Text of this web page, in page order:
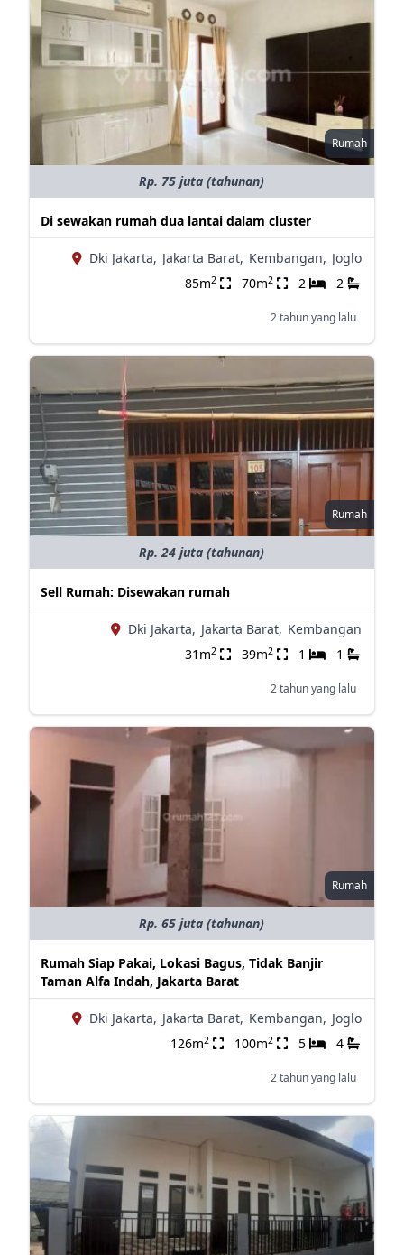
Rumah
Rp. 75 juta (tahunan)
Di sewakan rumah dua lantai dalam cluster
Dki Jakarta, Jakarta Barat, Kembangan, Joglo
85m2 70m2 2 2
2 tahun yang lalu
Rumah
Rp. 24 juta (tahunan)
Sell Rumah: Disewakan rumah
Dki Jakarta, Jakarta Barat, Kembangan
31m2 39m2 1 1
2 tahun yang lalu
Rumah
Rp. 65 juta (tahunan)
Rumah Siap Pakai, Lokasi Bagus, Tidak Banjir
Taman Alfa Indah, Jakarta Barat
Dki Jakarta, Jakarta Barat, Kembangan, Joglo
126m2 100m2 5 4
2 tahun yang lalu